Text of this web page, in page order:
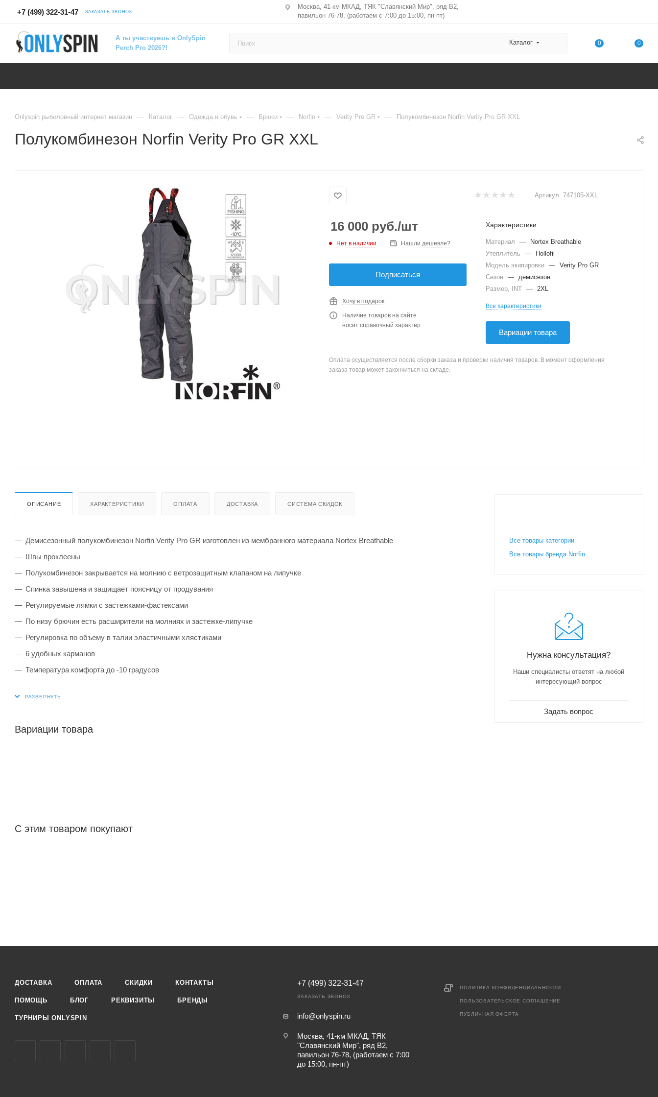
+7 (499) 322-31-47 ЗАКАЗАТЬ ЗВОНОК
Москва, 41-км МКАД, ТЯК "Славянский Мир", ряд В2,
павильон 76-78, (работаем с 7:00 до 15:00, пн-пт)
А ты участвуешь в OnlySpin
Perch Pro 2026?!
Каталог 0 0
Onlyspin рыболовный интернет магазин — Каталог — Одежда и обувь — Брюки — Norfin — Verity Pro GR — Полукомбинезон Norfin Verity Pro GR XXL
Полукомбинезон Norfin Verity Pro GR XXL
Артикул: 747105-XXL
16 000 руб./шт
Нет в наличии Нашли дешевле?
Подписаться
Хочу в подарок
Наличие товаров на сайте
носит справочный характер
Характеристики
Материал —
Nortex Breathable
Утеплитель
—
Hollofil
Модель экипировки — Verity Pro GR
Сезон — демисезон
Размер, INT — 2XL
Все характеристики
Вариации товара
Оплата осуществляется после сборки заказа и проверки наличия товаров. В момент оформления
заказа товар может закончиться на складе.
ОПИСАНИЕ ХАРАКТЕРИСТИКИ ОПЛАТА ДОСТАВКА СИСТЕМА СКИДОК
Демисезонный полукомбинезон Norfin Verity Pro GR изготовлен из мембранного материала Nortex Breathable
Швы проклеены
Полукомбинезон закрывается на молнию с ветрозащитным клапаном на липучке
Спинка завышена и защищает поясницу от продувания
Регулируемые лямки с застежками-фастексами
По низу брючин есть расширители на молниях и застежке-липучке
Регулировка по объему в талии эластичными хлястиками
6 удобных карманов
Температура комфорта до -10 градусов
Вариации товара
С этим товаром покупают
Все товары категории
Все товары бренда Norfin
Нужна консультация?
Наши специалисты ответят на любой
интересующий вопрос
Задать вопрос
ДОСТАВКА ОПЛАТА СКИДКИ КОНТАКТЫ
ПОМОЩЬ БЛОГ РЕКВИЗИТЫ БРЕНДЫ
ТУРНИРЫ ONLYSPIN
+7 (499) 322-31-47
ЗАКАЗАТЬ ЗВОНОК
info@onlyspin.ru
Москва, 41-км МКАД, ТЯК
"Славянский Мир", ряд В2,
павильон 76-78, (работаем с 7:00
до 15:00, пн-пт)
ПОЛИТИКА КОНФИДЕНЦИАЛЬНОСТИ
ПОЛЬЗОВАТЕЛЬСКОЕ СОГЛАШЕНИЕ
ПУБЛИЧНАЯ ОФЕРТА